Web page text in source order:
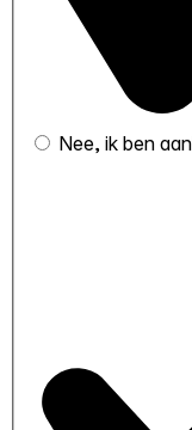
Nee, ik ben